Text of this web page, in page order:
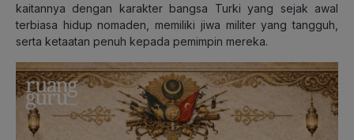
kaitannya dengan karakter bangsa Turki yang sejak awal
terbiasa hidup nomaden, memiliki jiwa militer yang tangguh,
serta ketaatan penuh kepada pemimpin mereka.